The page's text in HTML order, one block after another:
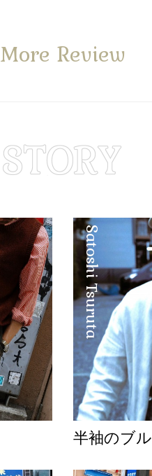
More Review
Satoshi Tsuruta
半袖のブ